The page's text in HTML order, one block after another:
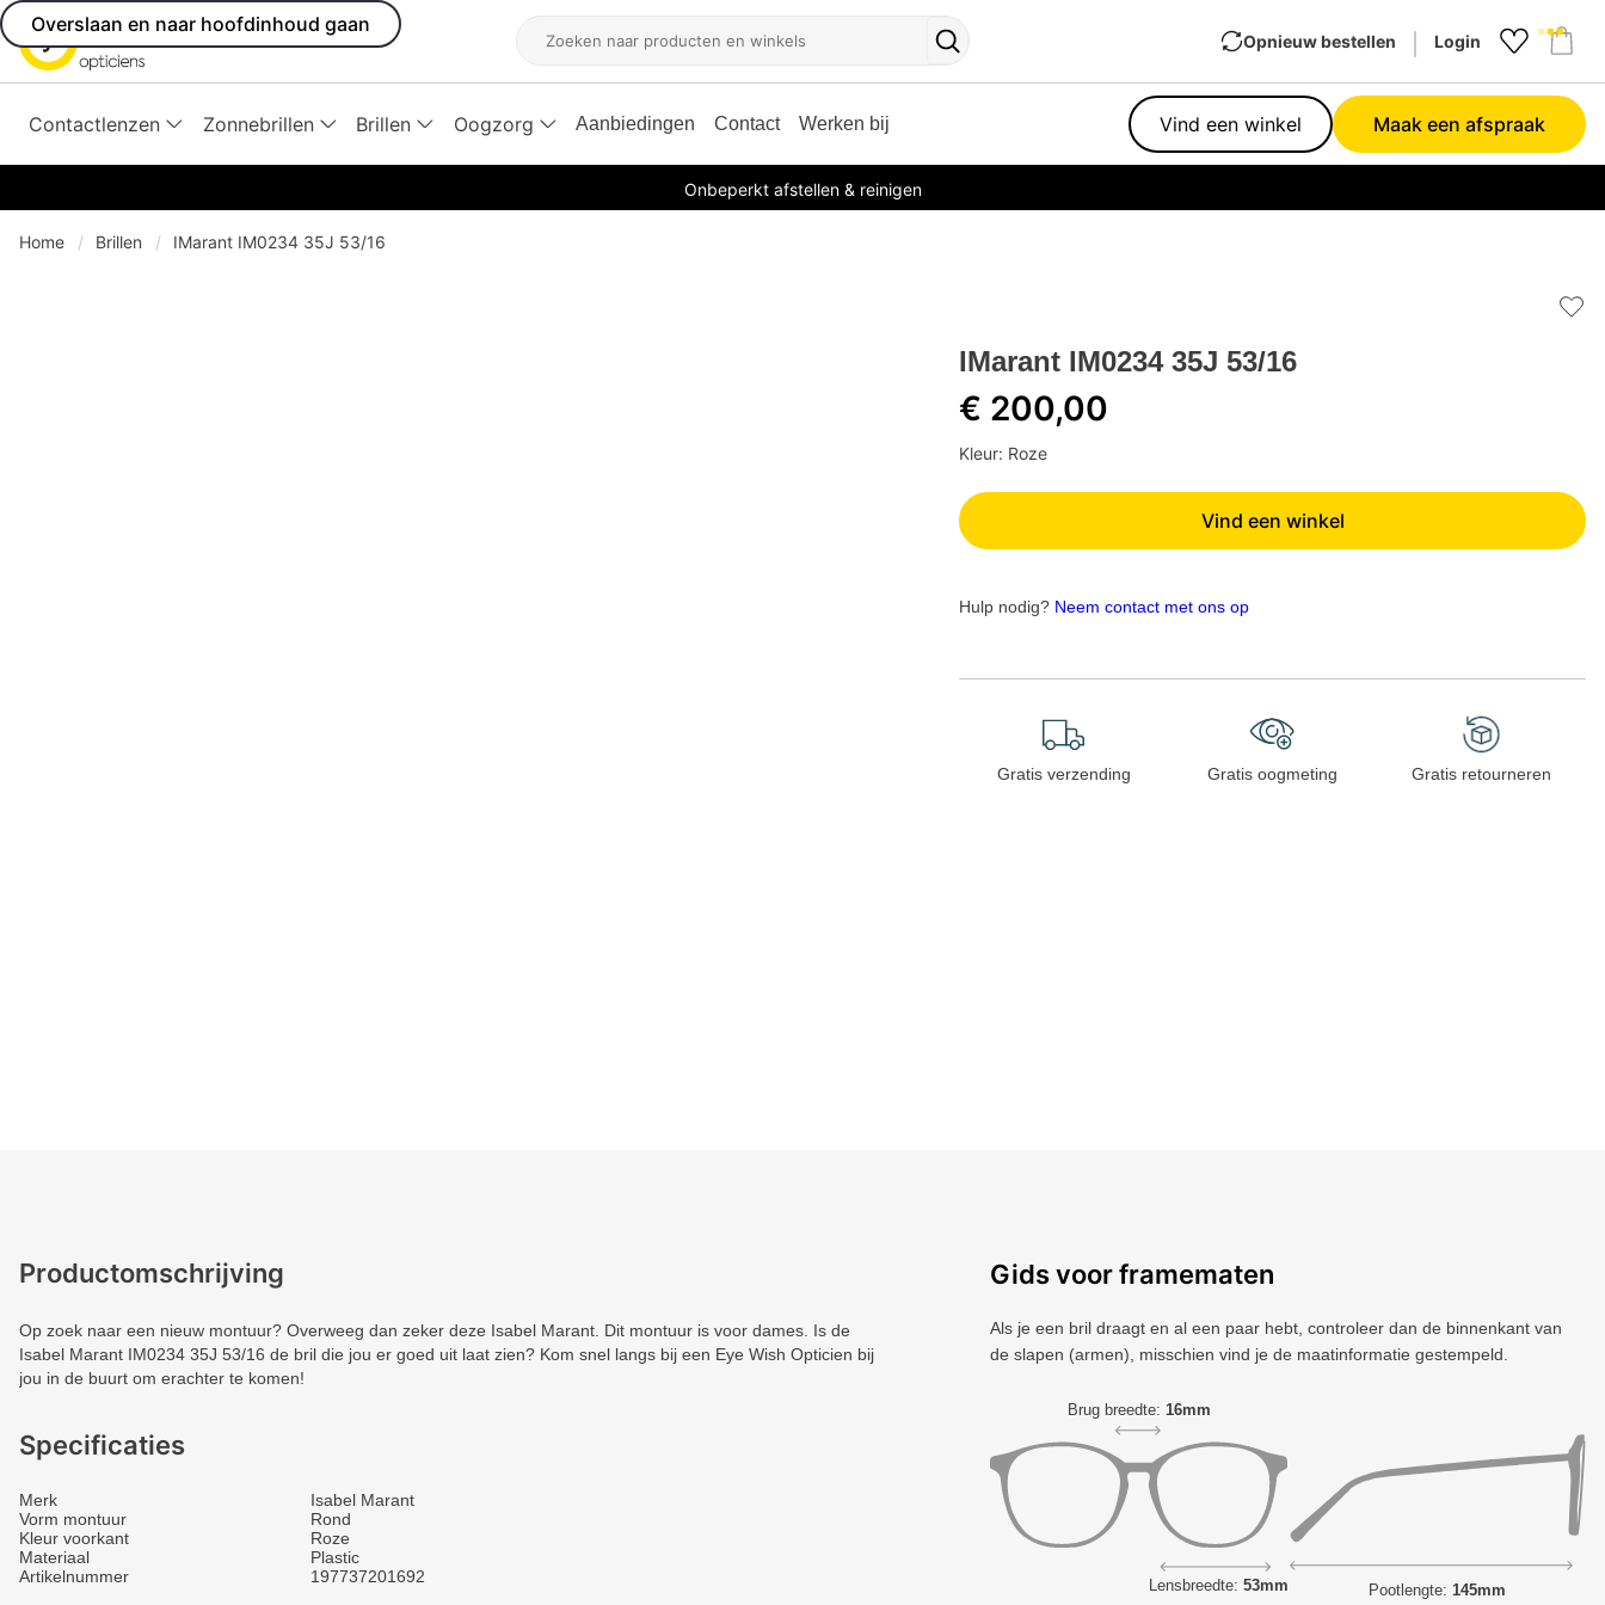
Overslaan en naar hoofdinhoud gaan
Zoeken
Zoekknop
Opnieuw bestellen Login
Contactlenzen Zonnebrillen Brillen Oogzorg Aanbiedingen Contact Werken bij Vind een winkel Maak een afspraak
Onbeperkt afstellen & reinigen
Home Brillen IMarant IM0234 35J 53/16
IMarant IM0234 35J 53/16
€ 200,00
Kleur: Roze
Vind een winkel
Hulp nodig? Neem contact met ons op
Gratis verzending Gratis oogmeting Gratis retourneren
Productomschrijving
Op zoek naar een nieuw montuur? Overweeg dan zeker deze Isabel Marant. Dit montuur is voor dames. Is de
Isabel Marant IM0234 35J 53/16 de bril die jou er goed uit laat zien? Kom snel langs bij een Eye Wish Opticien bij
jou in de buurt om erachter te komen!
Specificaties
Merk
Isabel Marant
Vorm montuur
Rond
Kleur voorkant
Roze
Materiaal
Plastic
Artikelnummer
197737201692
Gids voor framematen
Als je een bril draagt ​​en al een paar hebt, controleer dan de binnenkant van
de slapen (armen), misschien vind je de maatinformatie gestempeld.
Brug breedte: 16mm
Lensbreedte: 53mm Pootlengte: 145mm